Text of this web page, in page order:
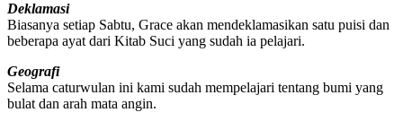
Deklamasi
Biasanya setiap Sabtu, Grace akan mendeklamasikan satu puisi dan
beberapa ayat dari Kitab Suci yang sudah ia pelajari.
Geografi
Selama caturwulan ini kami sudah mempelajari tentang bumi yang
bulat dan arah mata angin.